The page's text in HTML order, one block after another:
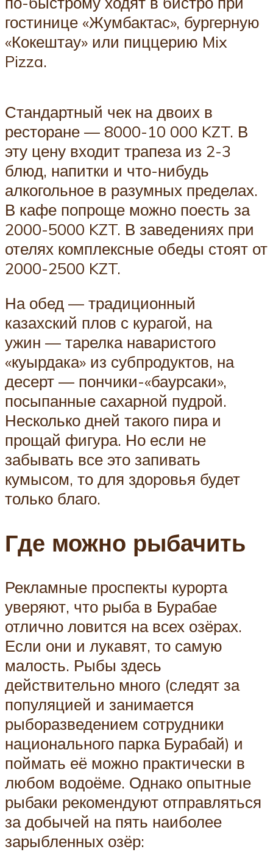
гостинице «Жумбактас», бургерную
«Кокештау» или пиццерию Mix
Pizza.
Стандартный чек на двоих в
ресторане — 8000-10 000 KZT. В
эту цену входит трапеза из 2-3
блюд, напитки и что-нибудь
алкогольное в разумных пределах.
В кафе попроще можно поесть за
2000-5000 KZT. В заведениях при
отелях комплексные обеды стоят от
2000-2500 KZT.
На обед — традиционный
казахский плов с курагой, на
ужин — тарелка наваристого
«куырдака» из субпродуктов, на
десерт — пончики-«баурсаки»,
посыпанные сахарной пудрой.
Несколько дней такого пира и
прощай фигура. Но если не
забывать все это запивать
кумысом, то для здоровья будет
только благо.
Где можно рыбачить
Рекламные проспекты курорта
уверяют, что рыба в Бурабае
отлично ловится на всех озёрах.
Если они и лукавят, то самую
малость. Рыбы здесь
действительно много (следят за
популяцией и занимается
рыборазведением сотрудники
национального парка Бурабай) и
поймать её можно практически в
любом водоёме. Однако опытные
рыбаки рекомендуют отправляться
за добычей на пять наиболее
зарыбленных озёр: